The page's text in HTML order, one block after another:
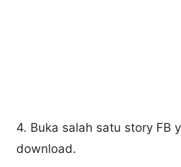
4. Buka salah satu story FB
download.